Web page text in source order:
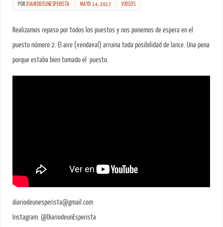
POR DIARIODEUNESPERISTA MAYO 14, 2017 VIDEOS
Realizamos repaso por todos los puestos y nos ponemos de espera en el
puesto número 2. El aire (vendaval) arruina toda posibilidad de lance. Una pena
porque estaba bien tomado el puesto.
diariodeunesperista@gmail.com
Instagram: @DiariodeunEsperista